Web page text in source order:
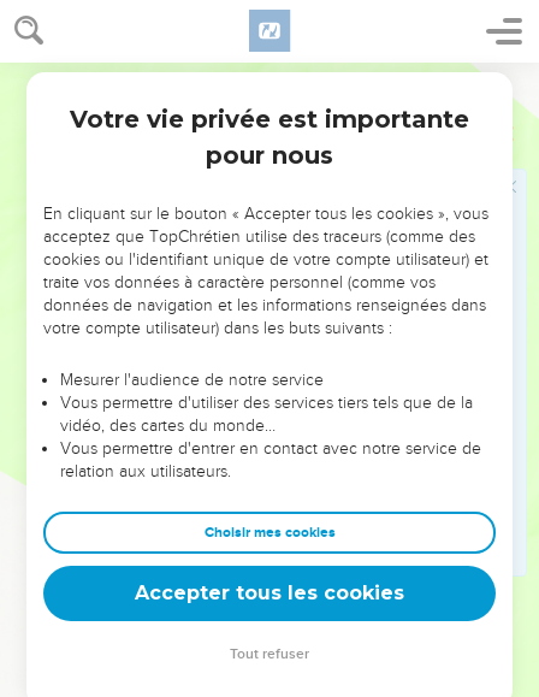
Matthieu Introduction
appartient à ceux qui *changent de vie (4.7), qui
reconnaissent leur besoin de Dieu (5.1-10).
Mais le roi a beau donner les signes du royaume en
guérissant les malades, en donnant à manger aux foules
affamées (ch. 8, 9, 12, 14-15), il est rejeté, comme il l’avait
demandaient un roi n’avaient pas compris que ce roi devait
souffrir.
« Es-tu le roi des Juifs ? » demande *Pilate après l’avoir
arrêté. « Tu le dis toi-même », répond Jésus (27.11).
Après sa résurrection, Jésus révèle qu’il n’est pas
seulement le roi des Juifs : « J’ai reçu les pleins pouvoirs
dans le ciel et sur terre » et il ordonne : « Faites des
disciples parmi tous les peuples » (28.18-19).
Avant sa mort, Jésus avait donné à ses disciples la clé qui
donne accès à son royaume : se convertir et devenir comme
de petits enfants (18.3).
permission. All rights reserved worldwide.
Votre vie privée est importante
pour nous
En cliquant sur le bouton « Accepter tous les cookies », vous
acceptez que TopChrétien utilise des traceurs (comme des
cookies ou l'identifiant unique de votre compte utilisateur) et
traite vos données à caractère personnel (comme vos
données de navigation et les informations renseignées dans
votre compte utilisateur) dans les buts suivants :
Mesurer l'audience de notre service
Vous permettre d'utiliser des services tiers tels que de la
vidéo, des cartes du monde…
Vous permettre d'entrer en contact avec notre service de
relation aux utilisateurs.
Choisir mes cookies
Accepter tous les cookies
Tout refuser